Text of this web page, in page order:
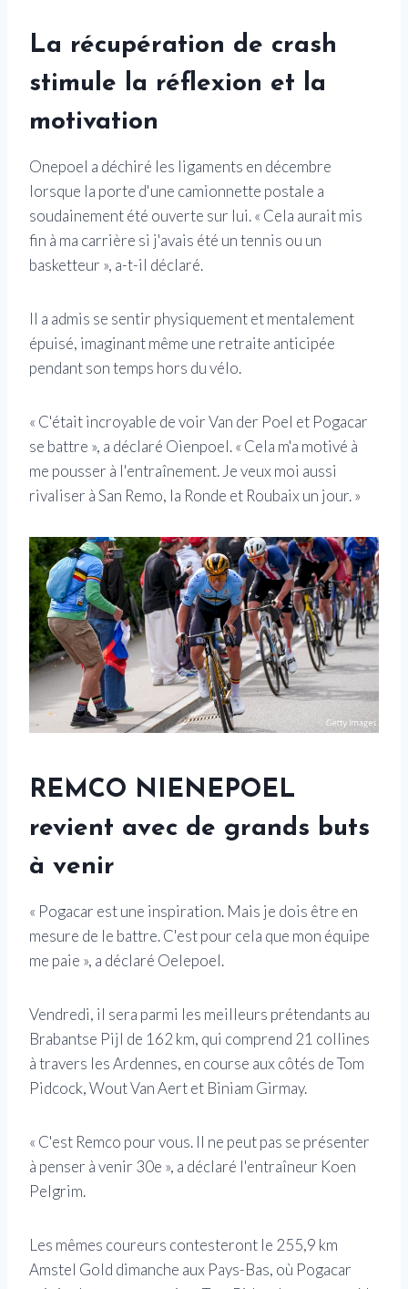
La récupération de crash
stimule la réflexion et la
motivation
Onepoel a déchiré les ligaments en décembre
lorsque la porte d'une camionnette postale a
soudainement été ouverte sur lui. « Cela aurait mis
fin à ma carrière si j'avais été un tennis ou un
basketteur », a-t-il déclaré.
Il a admis se sentir physiquement et mentalement
épuisé, imaginant même une retraite anticipée
pendant son temps hors du vélo.
« C'était incroyable de voir Van der Poel et Pogacar
se battre », a déclaré Oienpoel. « Cela m'a motivé à
me pousser à l'entraînement. Je veux moi aussi
rivaliser à San Remo, la Ronde et Roubaix un jour. »
REMCO NIENEPOEL
revient avec de grands buts
à venir
« Pogacar est une inspiration. Mais je dois être en
mesure de le battre. C'est pour cela que mon équipe
me paie », a déclaré Oelepoel.
Vendredi, il sera parmi les meilleurs prétendants au
Brabantse Pijl de 162 km, qui comprend 21 collines
à travers les Ardennes, en course aux côtés de Tom
Pidcock, Wout Van Aert et Biniam Girmay.
« C'est Remco pour vous. Il ne peut pas se présenter
à penser à venir 30e », a déclaré l'entraîneur Koen
Pelgrim.
Les mêmes coureurs contesteront le 255,9 km
Amstel Gold dimanche aux Pays-Bas, où Pogacar